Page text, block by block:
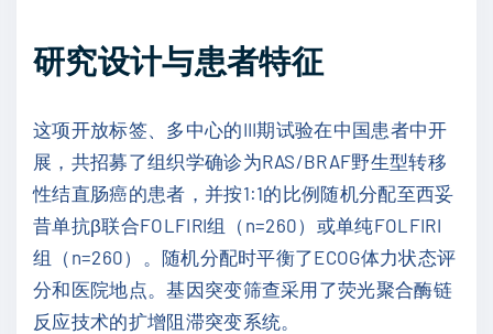
研究设计与患者特征
这项开放标签、多中心的III期试验在中国患者中开
展，共招募了组织学确诊为RAS/BRAF野生型转移
性结直肠癌的患者，并按1:1的比例随机分配至西妥
昔单抗β联合FOLFIRI组（n=260）或单纯FOLFIRI
组（n=260）。随机分配时平衡了ECOG体力状态评
分和医院地点。基因突变筛查采用了荧光聚合酶链
反应技术的扩增阻滞突变系统。